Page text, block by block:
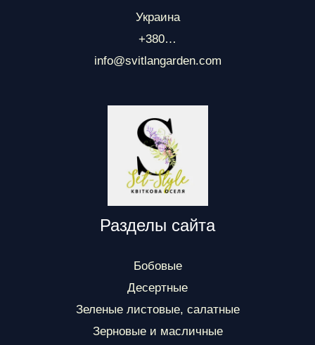
Украина
+380…
info@svitlangarden.com
Разделы сайта
Бобовые
Десертные
Зеленые листовые, салатные
Зерновые и масличные